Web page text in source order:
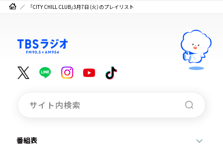
「CITY CHILL CLUB」3月7日（火）のプレイリスト
番組表